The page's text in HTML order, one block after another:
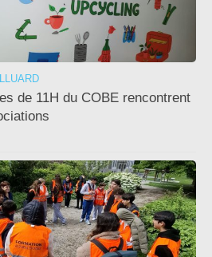
de 11H du COBE rencontrent